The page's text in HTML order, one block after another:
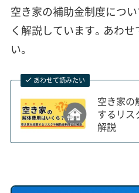
空き家の補助金制度につ
く解説しています。あわ
い。
あわせて読みたい
空き家の
するリス
解説